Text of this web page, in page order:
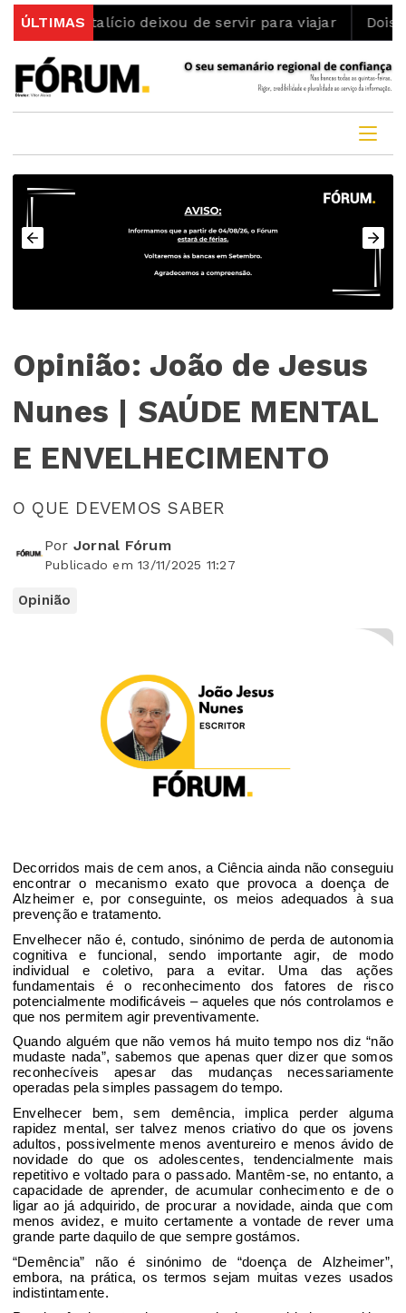
ÚLTIMAS
vitalício deixou de servir para viajar Dois
Opinião: João de Jesus
Nunes | SAÚDE MENTAL
E ENVELHECIMENTO
O QUE DEVEMOS SABER
Por Jornal Fórum
Publicado em 13/11/2025 11:27
Opinião
Decorridos mais de cem anos, a Ciência ainda não conseguiu
encontrar o mecanismoexato que provoca a doença de
Alzheimer e, por conseguinte, os meios adequados à sua
prevenção e tratamento.
Envelhecer não é, contudo, sinónimo de perda de autonomia
cognitiva e funcional , sendo importante agir, de modo
individual e coletivo, para a evitar. Uma das ações
fundamentais é o reconhecimento dos fatores de risco
potencialmente modificáveis – aqueles que nós controlamos e
que nos permitem agir preventivamente.
Quando alguém que não vemos há muito tempo nos diz “não
mudaste nada”, sabemos que apenas quer dizer que somos
reconhecíveis apesar das mudanças necessariamente
operadas pela simples passagem do tempo.
Envelhecer bem, sem demência, implica perder alguma
rapidez mental, ser talvez menos criativo do que os jovens
adultos, possivelmente menos aventureiro e menos ávido de
novidade do que os adolescentes, tendencialmente mais
repetitivoe voltado para o passado. Mantêm-se, no entanto, a
capacidade de aprender, de acumular conhecimento e de o
ligar ao já adquirido, de procurar a novidade, ainda que com
menos avidez, e muito certamente a vontade de rever uma
grande partedaquilo de que sempre gostámos.
“Demência” não é sinónimo de “doença de Alzheimer”,
embora, na prática, os termos sejam muitas vezes usados
indistintamente.